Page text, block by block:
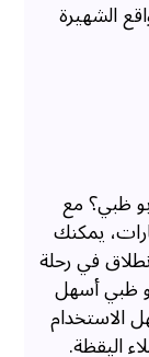
الشهيرة
ظبي؟ مع
يمكنك
في رحلة
ظبي أسهل
اليقظة.